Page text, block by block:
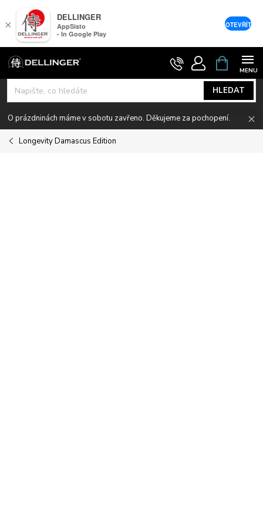
Přejít
na
obsah
HLEDAT
NÁKUPNÍ
KOŠÍK
O prázdninách máme v sobotu zavřeno. Děkujeme za pochopení.
Longevity Damascus Edition
×
DELLINGER
AppSisto
- In Google Play
OTEVŘÍT